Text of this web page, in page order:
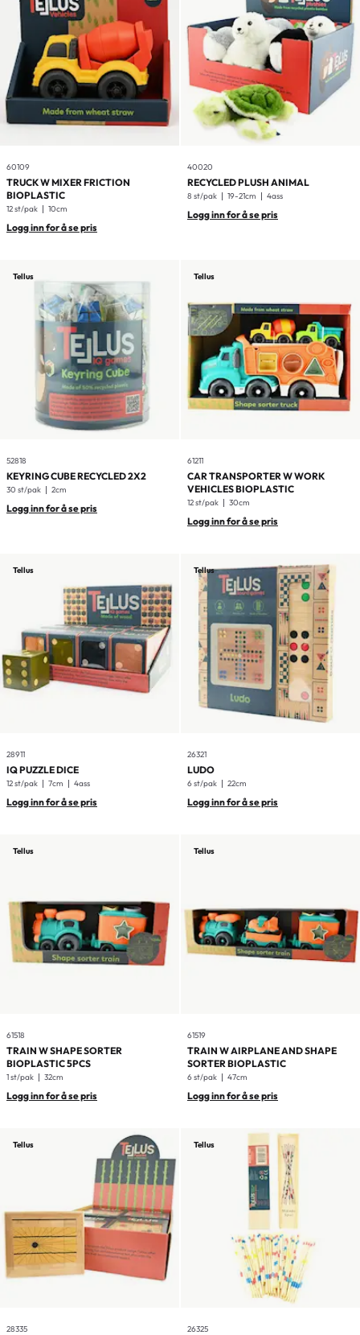
60109
TRUCK W MIXER FRICTION
BIOPLASTIC
12 st/pak 10cm
Logg inn for å se pris
40020
RECYCLED PLUSH ANIMAL
8 st/pak 19-21cm 4ass
Logg inn for å se pris
Tellus
52818
KEYRING CUBE RECYCLED 2X2
30 st/pak 2cm
Logg inn for å se pris
Tellus
61211
CAR TRANSPORTER W WORK
VEHICLES BIOPLASTIC
12 st/pak 30cm
Logg inn for å se pris
Tellus
28911
IQ PUZZLE DICE
12 st/pak 7cm 4ass
Logg inn for å se pris
Tellus
26321
LUDO
6 st/pak 22cm
Logg inn for å se pris
Tellus
61518
TRAIN W SHAPE SORTER
BIOPLASTIC 5PCS
1 st/pak 32cm
Logg inn for å se pris
Tellus
61519
TRAIN W AIRPLANE AND SHAPE
SORTER BIOPLASTIC
6 st/pak 47cm
Logg inn for å se pris
Tellus
28335
Tellus
26325